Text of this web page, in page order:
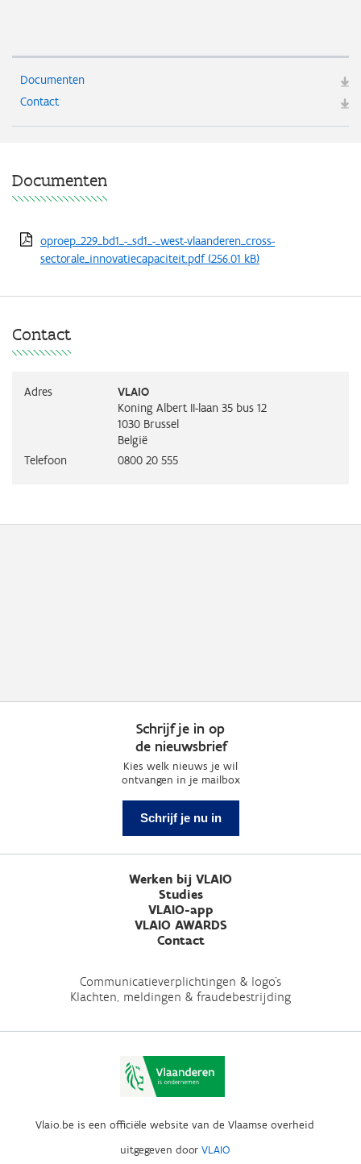
Documenten
Contact
Documenten
oproep_229_bd1_-_sd1_-_west-vlaanderen_cross-
sectorale_innovatiecapaciteit.pdf(256.01 kB)
Contact
Adres
VLAIO
Koning Albert II-laan 35 bus 12
1030 Brussel
België
Telefoon
0800 20 555
Schrijf je in op
de nieuwsbrief
Kies welk nieuws je wil
ontvangen in je mailbox
Schrijf je nu in
Werken bij VLAIO
Studies
VLAIO-app
VLAIO AWARDS
Contact
Communicatieverplichtingen & logo's
Klachten, meldingen & fraudebestrijding
Vlaio.be is een officiële website van de Vlaamse overheid
uitgegeven door VLAIO